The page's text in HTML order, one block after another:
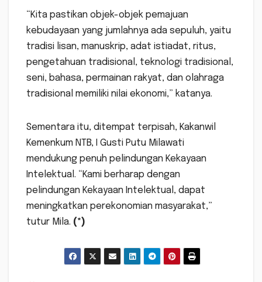
“Kita pastikan objek-objek pemajuan
kebudayaan yang jumlahnya ada sepuluh, yaitu
tradisi lisan, manuskrip, adat istiadat, ritus,
pengetahuan tradisional, teknologi tradisional,
seni, bahasa, permainan rakyat, dan olahraga
tradisional memiliki nilai ekonomi,” katanya.
Sementara itu, ditempat terpisah, Kakanwil
Kemenkum NTB, I Gusti Putu Milawati
mendukung penuh pelindungan Kekayaan
Intelektual. “Kami berharap dengan
pelindungan Kekayaan Intelektual, dapat
meningkatkan perekonomian masyarakat,”
tutur Mila. (*)